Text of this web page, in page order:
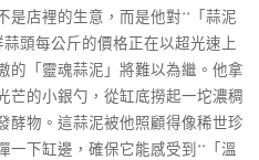
是店裡的生意，而是他對**「蒜泥
頭每公斤的價格正在以超光速上
的「靈魂蒜泥」將難以為繼。他拿
芒的小銀勺，從缸底撈起一坨濃稠
酵物。這蒜泥被他照顧得像稀世珍
一下缸邊，確保它能感受到**「溫